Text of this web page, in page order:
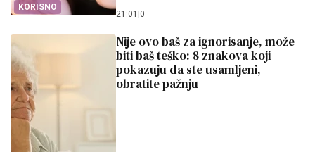
KORISNO
21:01 0
Nije ovo baš za ignorisanje, može
biti baš teško: 8 znakova koji
pokazuju da ste usamljeni,
obratite pažnju